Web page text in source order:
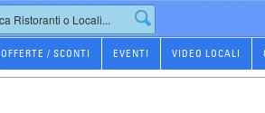
OFFERTE / SCONTI EVENTI VIDEO LOCALI